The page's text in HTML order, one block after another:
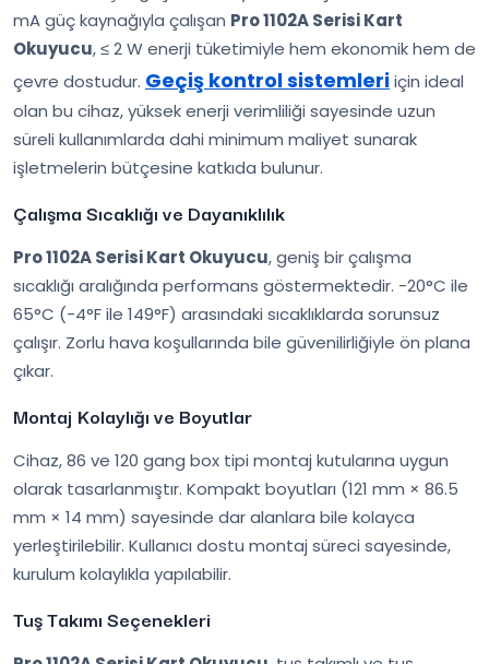
mA güç kaynağıyla çalışan Pro 1102A Serisi Kart
Okuyucu, ≤ 2 W enerji tüketimiyle hem ekonomik hem de
çevre dostudur. Geçiş kontrol sistemleriiçin ideal
olan bu cihaz, yüksek enerji verimliliği sayesinde uzun
süreli kullanımlarda dahi minimum maliyet sunarak
işletmelerin bütçesine katkıda bulunur.
Çalışma Sıcaklığı ve Dayanıklılık
Pro 1102A Serisi Kart Okuyucu, geniş bir çalışma
sıcaklığı aralığında performans göstermektedir. -20°C ile
65°C (-4°F ile 149°F) arasındaki sıcaklıklarda sorunsuz
çalışır. Zorlu hava koşullarında bile güvenilirliğiyle ön plana
çıkar.
Montaj Kolaylığı ve Boyutlar
Cihaz, 86 ve 120 gang box tipi montaj kutularına uygun
olarak tasarlanmıştır. Kompakt boyutları (121 mm × 86.5
mm × 14 mm) sayesinde dar alanlara bile kolayca
yerleştirilebilir. Kullanıcı dostu montaj süreci sayesinde,
kurulum kolaylıkla yapılabilir.
Tuş Takımı Seçenekleri